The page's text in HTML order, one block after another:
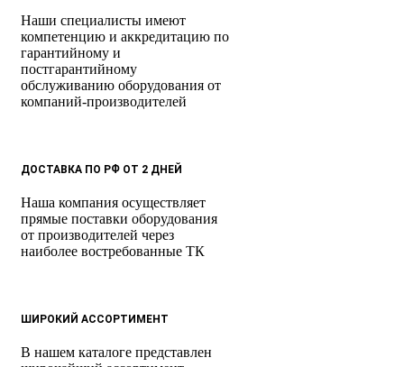
Наши специалисты имеют
компетенцию и аккредитацию по
гарантийному и
постгарантийному
обслуживанию оборудования от
компаний-производителей
ДОСТАВКА ПО РФ ОТ 2 ДНЕЙ
Наша компания осуществляет
прямые поставки оборудования
от производителей через
наиболее востребованные ТК
ШИРОКИЙ АССОРТИМЕНТ
В нашем каталоге представлен